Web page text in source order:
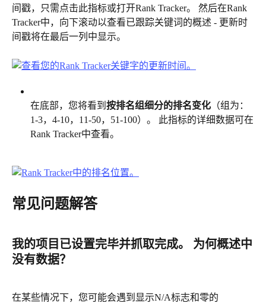
间戳，只需点击此指标或打开Rank Tracker。 然后在Rank
Tracker中，向下滚动以查看已跟踪关键词的概述 - 更新时
间戳将在最后一列中显示。
在底部，您将看到 按排名组细分的排名变化 （组为：
1-3，4-10，11-50，51-100）。 此指标的详细数据可在
Rank Tracker中查看。
常见问题解答
我的项目已设置完毕并抓取完成。 为何概述中
没有数据？
在某些情况下，您可能会遇到显示N/A标志和零的